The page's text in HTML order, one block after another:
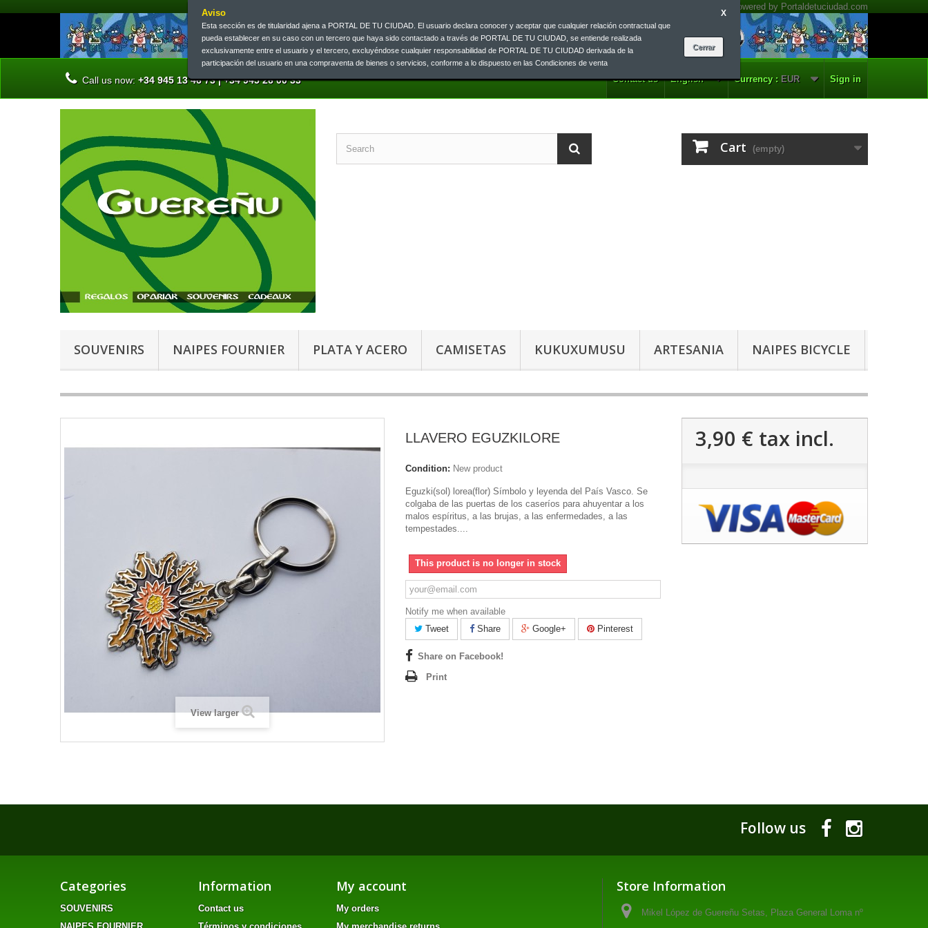
Aviso
Esta sección es de titularidad ajena a PORTAL DE TU CIUDAD. El usuario declara conocer y aceptar que cualquier relación contractual que
pueda establecer en su caso con un tercero que haya sido contactado a través de PORTAL DE TU CIUDAD, se entiende realizada
exclusivamente entre el usuario y el tercero, excluyéndose cualquier responsabilidad de PORTAL DE TU CIUDAD derivada de la
participación del usuario en una compraventa de bienes o servicios, conforme a lo dispuesto en las Condiciones de venta
X
Sign in
Currency : EUR
English
Contact us
Call us now: +34 945 13 46 73 | +34 945 26 00 33
Cart (empty)
SOUVENIRS NAIPES FOURNIER PLATA Y ACERO CAMISETAS KUKUXUMUSU ARTESANIA NAIPES BICYCLE
View larger
LLAVERO EGUZKILORE
Condition: New product
Eguzki(sol) lorea(flor) Símbolo y leyenda del País Vasco. Se
colgaba de las puertas de los caseríos para ahuyentar a los
malos espíritus, a las brujas, a las enfermedades, a las
tempestades....
This product is no longer in stock
Notify me when available
Tweet
Share Google+ Pinterest
Share on Facebook!
Print
3,90 € tax incl.
Follow us
Categories
SOUVENIRS
Information
Contact us
My account
My orders
Store Information
Mikel López de Guereñu Setas, Plaza General Loma nº